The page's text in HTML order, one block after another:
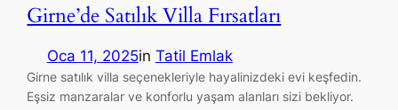
Girne’de Satılık Villa Fırsatları
Oca 11, 2025in Tatil Emlak
Girne satılık villa seçenekleriyle hayalinizdeki evi keşfedin.
Eşsiz manzaralar ve konforlu yaşam alanları sizi bekliyor.